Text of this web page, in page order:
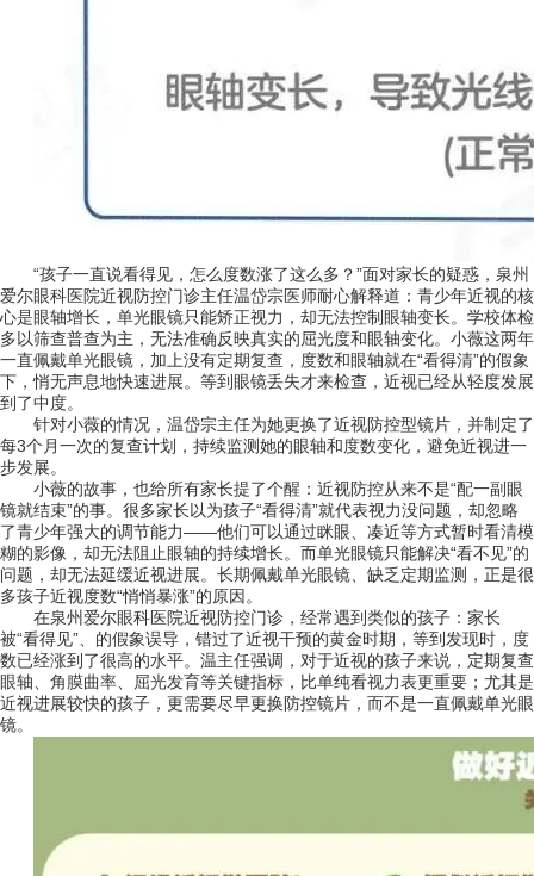
“孩子一直说看得见，怎么度数涨了这么多？”面对家长的疑惑，泉州
爱尔眼科医院近视防控门诊主任温岱宗医师耐心解释道：青少年近视的核
心是眼轴增长，单光眼镜只能矫正视力，却无法控制眼轴变长。学校体检
多以筛查普查为主，无法准确反映真实的屈光度和眼轴变化。小薇这两年
一直佩戴单光眼镜，加上没有定期复查，度数和眼轴就在“看得清”的假象
下，悄无声息地快速进展。等到眼镜丢失才来检查，近视已经从轻度发展
到了中度。
针对小薇的情况，温岱宗主任为她更换了近视防控型镜片，并制定了
每3个月一次的复查计划，持续监测她的眼轴和度数变化，避免近视进一
步发展。
小薇的故事，也给所有家长提了个醒：近视防控从来不是“配一副眼
镜就结束”的事。很多家长以为孩子“看得清”就代表视力没问题，却忽略
了青少年强大的调节能力——他们可以通过眯眼、凑近等方式暂时看清模
糊的影像，却无法阻止眼轴的持续增长。而单光眼镜只能解决“看不见”的
问题，却无法延缓近视进展。长期佩戴单光眼镜、缺乏定期监测，正是很
多孩子近视度数“悄悄暴涨”的原因。
在泉州爱尔眼科医院近视防控门诊，经常遇到类似的孩子：家长
被“看得见”、的假象误导，错过了近视干预的黄金时期，等到发现时，度
数已经涨到了很高的水平。温主任强调，对于近视的孩子来说，定期复查
眼轴、角膜曲率、屈光发育等关键指标，比单纯看视力表更重要；尤其是
近视进展较快的孩子，更需要尽早更换防控镜片，而不是一直佩戴单光眼
镜。